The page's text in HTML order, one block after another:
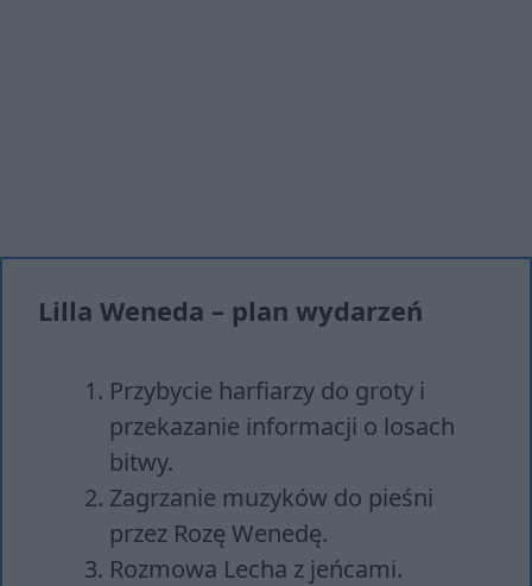
Lilla Weneda – plan wydarzeń
Przybycie harfiarzy do groty i
przekazanie informacji o losach
bitwy.
Zagrzanie muzyków do pieśni
przez Rozę Wenedę.
Rozmowa Lecha z jeńcami.